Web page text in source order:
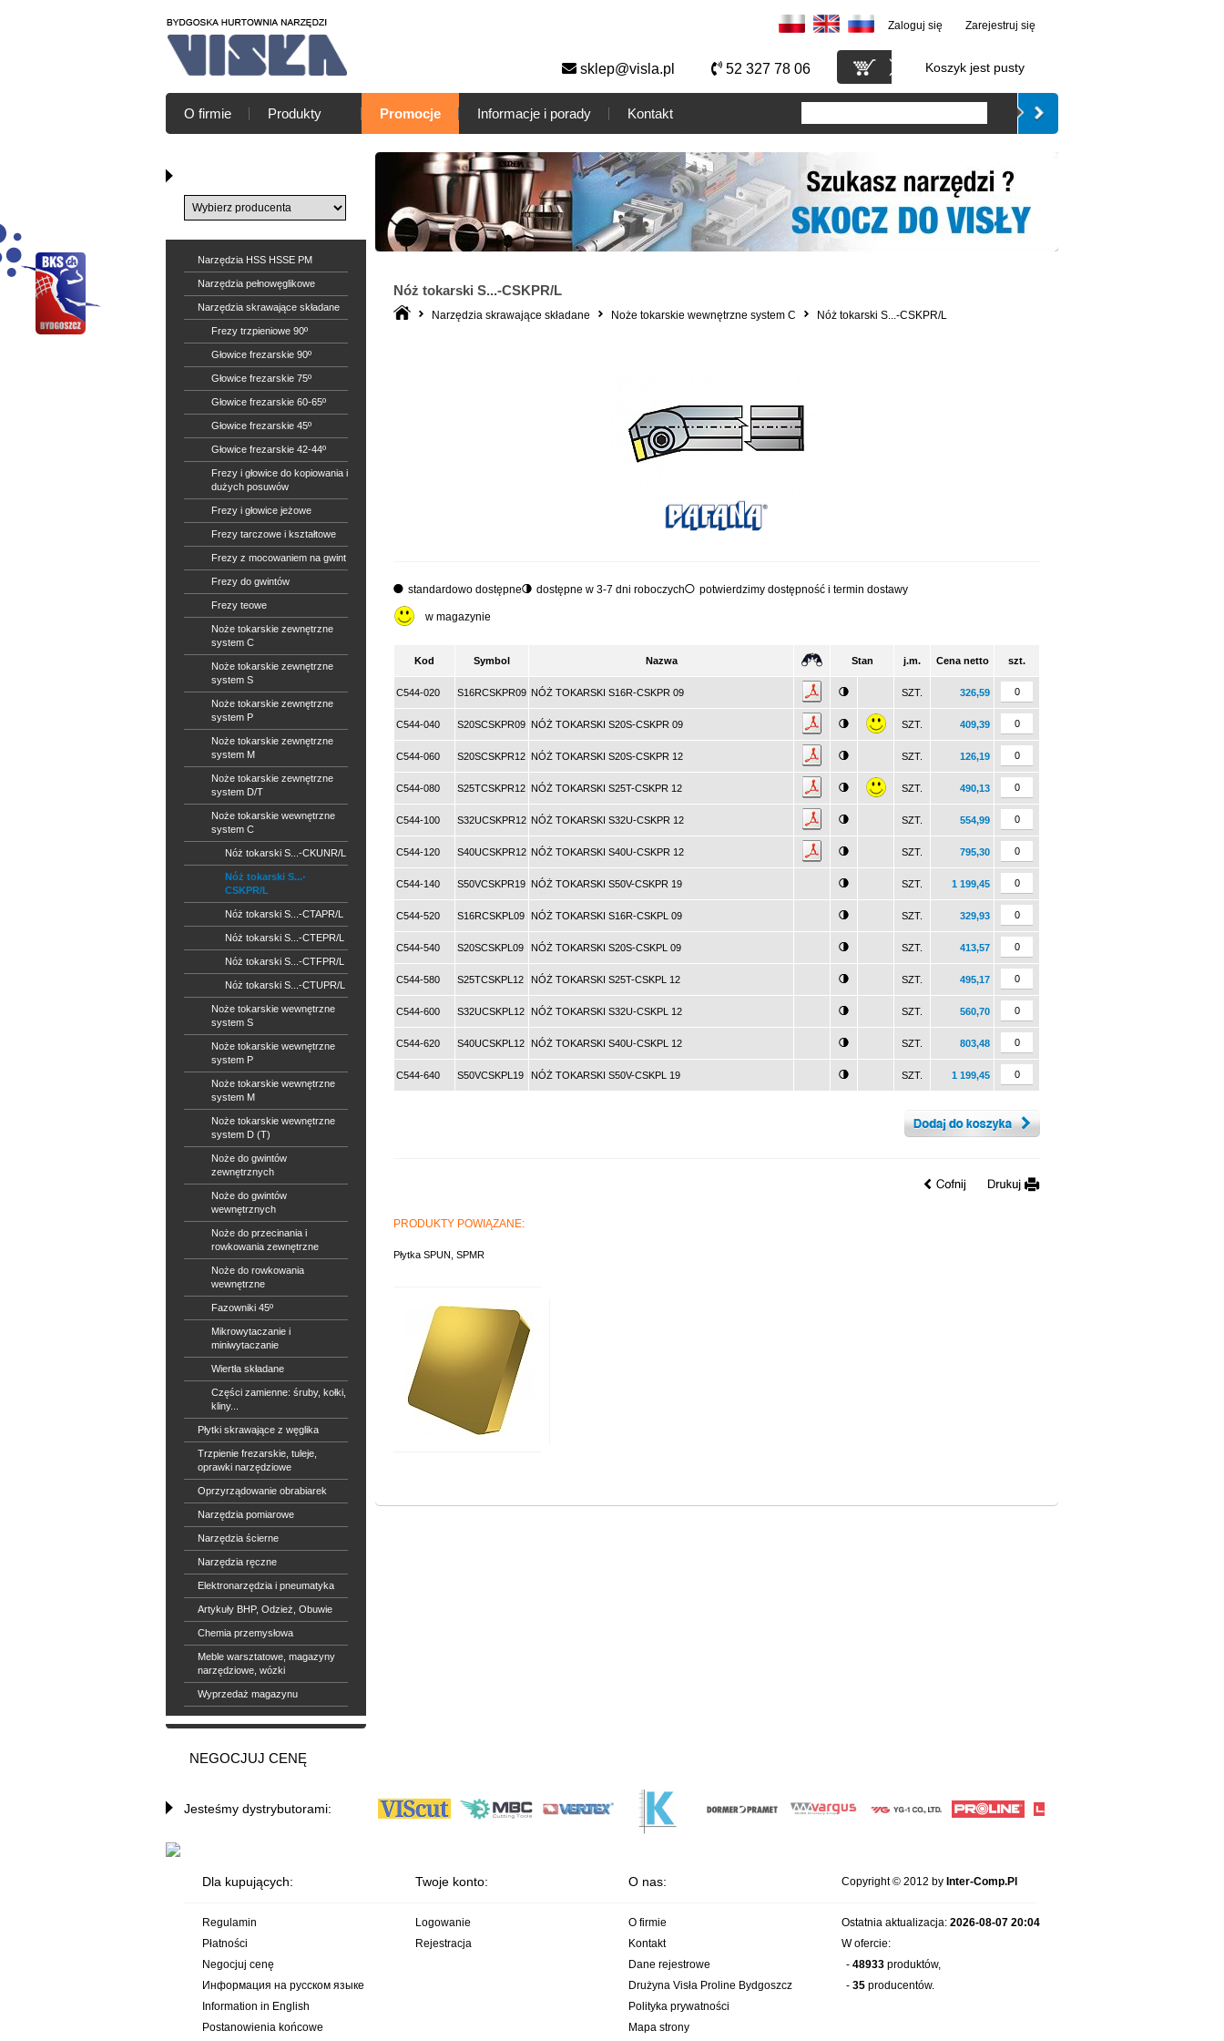
Zarejestruj się
Zaloguj się
sklep@visla.pl 52 327 78 06 Koszyk jest pusty
O firmie Produkty Promocje Informacje i porady Kontakt
Narzędzia HSS HSSE PM
Narzędzia pełnowęglikowe
Narzędzia skrawające składane
Frezy trzpieniowe 90º
Głowice frezarskie 90º
Głowice frezarskie 75º
Głowice frezarskie 60-65º
Głowice frezarskie 45º
Głowice frezarskie 42-44º
Frezy i głowice do kopiowania i
dużych posuwów
Frezy i głowice jeżowe
Frezy tarczowe i kształtowe
Frezy z mocowaniem na gwint
Frezy do gwintów
Frezy teowe
Noże tokarskie zewnętrzne
system C
Noże tokarskie zewnętrzne
system S
Noże tokarskie zewnętrzne
system P
Noże tokarskie zewnętrzne
system M
Noże tokarskie zewnętrzne
system D/T
Noże tokarskie wewnętrzne
system C
Nóż tokarski S...-CKUNR/L
Nóż tokarski S...-
CSKPR/L
Nóż tokarski S...-CTAPR/L
Nóż tokarski S...-CTEPR/L
Nóż tokarski S...-CTFPR/L
Nóż tokarski S...-CTUPR/L
Noże tokarskie wewnętrzne
system S
Noże tokarskie wewnętrzne
system P
Noże tokarskie wewnętrzne
system M
Noże tokarskie wewnętrzne
system D (T)
Noże do gwintów
zewnętrznych
Noże do gwintów
wewnętrznych
Noże do przecinania i
rowkowania zewnętrzne
Noże do rowkowania
wewnętrzne
Fazowniki 45º
Mikrowytaczanie i
miniwytaczanie
Wiertła składane
Części zamienne: śruby, kołki,
kliny...
Płytki skrawające z węglika
Trzpienie frezarskie, tuleje,
oprawki narzędziowe
Oprzyrządowanie obrabiarek
Narzędzia pomiarowe
Narzędzia ścierne
Narzędzia ręczne
Elektronarzędzia i pneumatyka
Artykuły BHP, Odzież, Obuwie
Chemia przemysłowa
Meble warsztatowe, magazyny
narzędziowe, wózki
Wyprzedaż magazynu
NEGOCJUJ CENĘ
Nóż tokarski S...-CSKPR/L
Narzędzia skrawające składane Noże tokarskie wewnętrzne system C Nóż tokarski S...-CSKPR/L
standardowo dostępne dostępne w 3-7 dni roboczych potwierdzimy dostępność i termin dostawy
w magazynie
Kod Symbol Nazwa Stan j.m. Cena netto szt.
C544-020 S16RCSKPR09 NÓŻ TOKARSKI S16R-CSKPR 09 SZT. 326,59
C544-040 S20SCSKPR09 NÓŻ TOKARSKI S20S-CSKPR 09 SZT. 409,39
C544-060 S20SCSKPR12 NÓŻ TOKARSKI S20S-CSKPR 12 SZT. 126,19
C544-080 S25TCSKPR12 NÓŻ TOKARSKI S25T-CSKPR 12 SZT. 490,13
C544-100 S32UCSKPR12 NÓŻ TOKARSKI S32U-CSKPR 12 SZT. 554,99
C544-120 S40UCSKPR12 NÓŻ TOKARSKI S40U-CSKPR 12 SZT. 795,30
C544-140 S50VCSKPR19 NÓŻ TOKARSKI S50V-CSKPR 19 SZT. 1 199,45
C544-520 S16RCSKPL09 NÓŻ TOKARSKI S16R-CSKPL 09 SZT. 329,93
C544-540 S20SCSKPL09 NÓŻ TOKARSKI S20S-CSKPL 09 SZT. 413,57
C544-580 S25TCSKPL12 NÓŻ TOKARSKI S25T-CSKPL 12 SZT. 495,17
C544-600 S32UCSKPL12 NÓŻ TOKARSKI S32U-CSKPL 12 SZT. 560,70
C544-620 S40UCSKPL12 NÓŻ TOKARSKI S40U-CSKPL 12 SZT. 803,48
C544-640 S50VCSKPL19 NÓŻ TOKARSKI S50V-CSKPL 19 SZT. 1 199,45
PRODUKTY POWIĄZANE:
Płytka SPUN, SPMR
Jesteśmy dystrybutorami:
Dla kupujących:
Regulamin
Płatności
Negocjuj cenę
Информация на русском языке
Information in English
Postanowienia końcowe
Twoje konto:
Logowanie
Rejestracja
O nas:
O firmie
Kontakt
Dane rejestrowe
Drużyna Visła Proline Bydgoszcz
Polityka prywatności
Mapa strony
Copyright © 2012 by Inter-Comp.Pl
Ostatnia aktualizacja: 2026-08-07 20:04
W ofercie:
- 48933 produktów,
- 35 producentów.